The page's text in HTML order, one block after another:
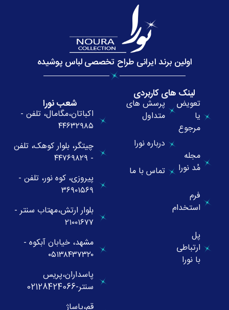
اولین برند ایرانی طراح تخصصی لباس پوشیده
لینک های کاربردی
تعویض
یا
مرجوع
مجله
مُد نورا
فرم
استخدام
پل
ارتباطی
با نورا
پرسش های
متداول
درباره نورا
تماس با ما
شعب نورا
اکباتان،مگامال، تلفن -
۴۴۶۳۲۹۸۵
چیتگر، بلوار کوهک، تلفن
- ۴۴۷۶۹۸۲۹
پیروزی، کوه نور، تلفن -
۳۶۹۰۱۵۶۹
بلوار ارتش،مهتاب سنتر -
۲۱۰۰۱۶۷۷
مشهد، خیابان آبکوه -
۰۵۱۳۸۴۳۷۳۲۰
پاسداران،پریس
سنتر-02128424066